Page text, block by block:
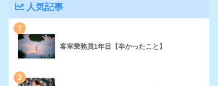
人気記事
1
客室乗務員1年目【辛かったこと】
2